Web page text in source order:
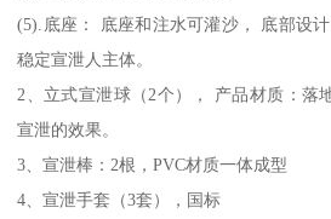
(5).底座： 底座和注水可灌沙， 底部设
稳定宣泄人主体。
2、立式宣泄球（2个）， 产品材质：落
宣泄的效果。
3、宣泄棒：2根，PVC材质一体成型
4、宣泄手套（3套），国标